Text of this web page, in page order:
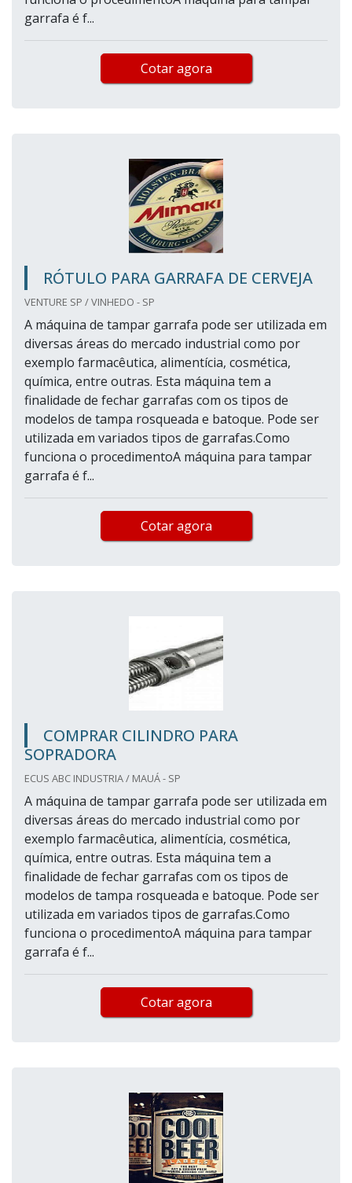
garrafa é f...
Cotar agora
RÓTULO PARA GARRAFA DE CERVEJA
VENTURE SP / VINHEDO - SP
A máquina de tampar garrafa pode ser utilizada em
diversas áreas do mercado industrial como por
exemplo farmacêutica, alimentícia, cosmética,
química, entre outras. Esta máquina tem a
finalidade de fechar garrafas com os tipos de
modelos de tampa rosqueada e batoque. Pode ser
utilizada em variados tipos de garrafas.Como
funciona o procedimentoA máquina para tampar
garrafa é f...
Cotar agora
COMPRAR CILINDRO PARA
SOPRADORA
ECUS ABC INDUSTRIA / MAUÁ - SP
A máquina de tampar garrafa pode ser utilizada em
diversas áreas do mercado industrial como por
exemplo farmacêutica, alimentícia, cosmética,
química, entre outras. Esta máquina tem a
finalidade de fechar garrafas com os tipos de
modelos de tampa rosqueada e batoque. Pode ser
utilizada em variados tipos de garrafas.Como
funciona o procedimentoA máquina para tampar
garrafa é f...
Cotar agora